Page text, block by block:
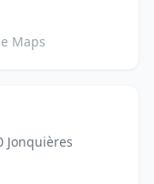
Maps
Jonquières